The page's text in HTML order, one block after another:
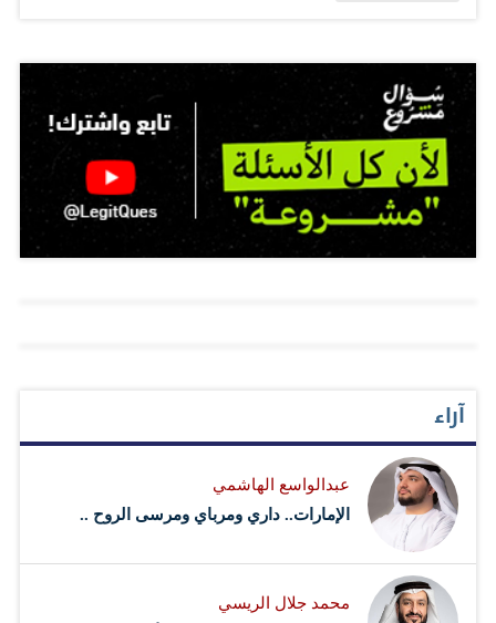
حتى في تويتر تماماً كما حدث مع الأديب والقاص محمد
علوان؟ هل تشعر أنه لم يعد هناك ما يجدي؟ •• ربما أن
الدخول لعالم «تويتر» لم يتم إلا منذ خمس سنوات، وحفزني
للكتابة فيه الكثير من الأقارب والأصدقاء، فهم يعرفون عني
الاختصار في القول ومحاولة الوصول إلى المعنى بكمية أقل
من الكلمات والعبارات وهذا لوحده أمر صعب لمن يحترم
إلى المشاكسات والصراخ الانفعالي غير الموضوعي، لأن ذلك
معناه الخسارة على الأصعدة كافة وضياع المتعة والفائدة من
التواصل. أما ما أنقله من تغريدات لآخرين وللمفكرين على
مستوى العالم العربي أو المترجم فهو إضافة لي، وإضافة
للمتابع الذي…
آراء
عبدالواسع الهاشمي
الإمارات.. داري ومرباي ومرسى الروح ..
محمد جلال الريسي